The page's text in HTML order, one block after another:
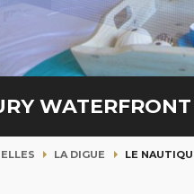
LA DIGUE LE